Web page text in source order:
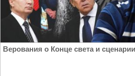
Верования о Конце света и